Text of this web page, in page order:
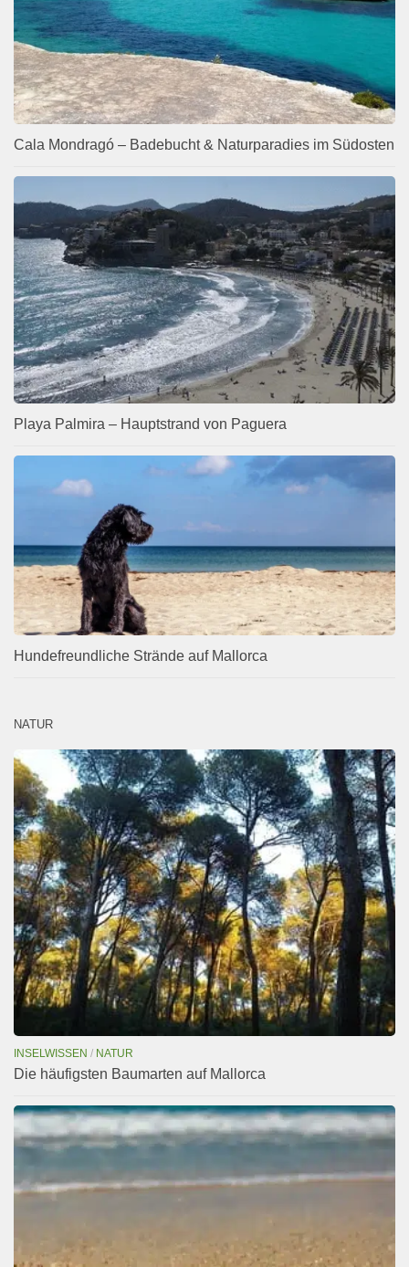
Cala Mondragó – Badebucht & Naturparadies im Südosten
Playa Palmira – Hauptstrand von Paguera
Hundefreundliche Strände auf Mallorca
NATUR
INSELWISSEN / NATUR
Die häufigsten Baumarten auf Mallorca